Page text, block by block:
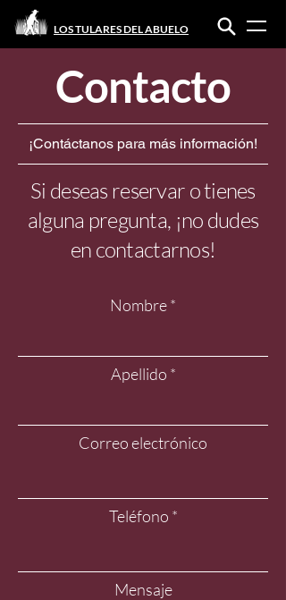
LOS TULARES DEL ABUELO
Contacto
¡Contáctanos para más información!
Si deseas reservar o tienes
alguna pregunta, ¡no dudes
en contactarnos!
Nombre
Apellido
Correo electrónico
Teléfono
Mensaje